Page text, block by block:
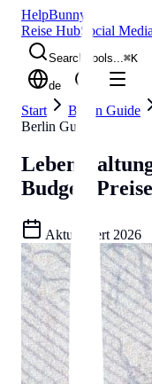
HelpBunny
Reise HubSocial Media
Search tools...⌘K
de
Start Berlin Guide
Berlin Guide
Budget,
Aktualisiert 2026